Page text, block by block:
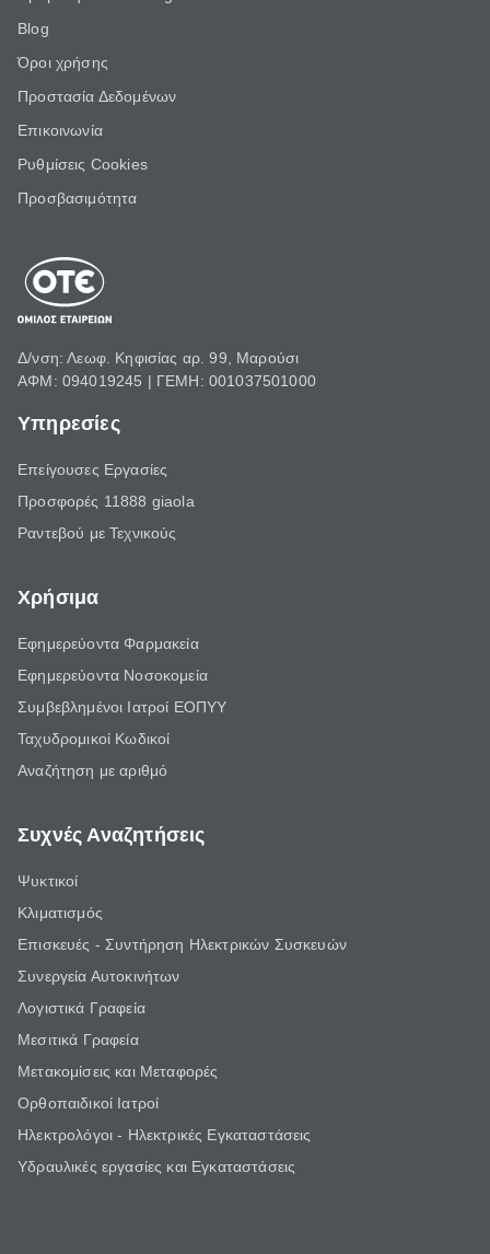
Blog
Όροι χρήσης
Προστασία Δεδομένων
Επικοινωνία
Ρυθμίσεις Cookies
Προσβασιμότητα
Δ/νση: Λεωφ. Κηφισίας αρ. 99, Μαρούσι
ΑΦΜ: 094019245 | ΓΕΜΗ: 001037501000
Υπηρεσίες
Επείγουσες Εργασίες
Προσφορές 11888 giaola
Ραντεβού με Τεχνικούς
Χρήσιμα
Εφημερεύοντα Φαρμακεία
Εφημερεύοντα Νοσοκομεία
Συμβεβλημένοι Ιατροί ΕΟΠΥΥ
Ταχυδρομικοί Κωδικοί
Αναζήτηση με αριθμό
Συχνές Αναζητήσεις
Ψυκτικοί
Κλιματισμός
Επισκευές - Συντήρηση Ηλεκτρικών Συσκευών
Συνεργεία Αυτοκινήτων
Λογιστικά Γραφεία
Μεσιτικά Γραφεία
Μετακομίσεις και Μεταφορές
Ορθοπαιδικοί Ιατροί
Ηλεκτρολόγοι - Ηλεκτρικές Εγκαταστάσεις
Υδραυλικές εργασίες και Εγκαταστάσεις